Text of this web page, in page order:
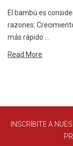
El bambú es
razones:
más rápido …
Read More
INSCRÍBITE A